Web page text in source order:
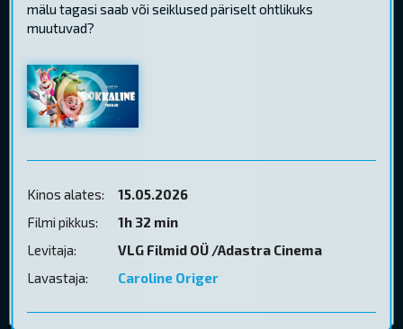
mälu tagasi saab või seiklused päriselt ohtlikuks
muutuvad?
Kinos alates:
15.05.2026
Filmi pikkus:
1h 32 min
Levitaja:
VLG Filmid OÜ /Adastra Cinema
Lavastaja:
Caroline Origer